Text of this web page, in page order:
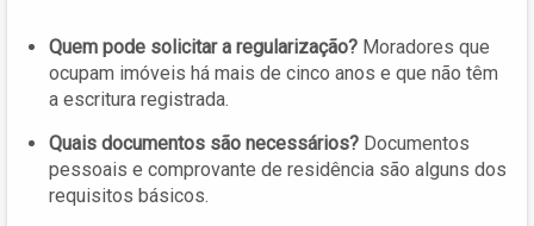
Quem pode solicitar a regularização? Moradores que
ocupam imóveis há mais de cinco anos e que não têm
a escritura registrada.
Quais documentos são necessários? Documentos
pessoais e comprovante de residência são alguns dos
requisitos básicos.